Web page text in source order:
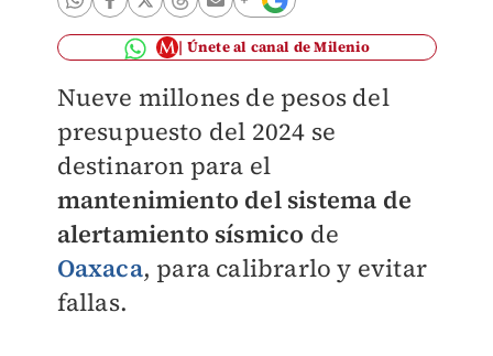
Únete al canal de Milenio
Nueve millones de pesos del
presupuesto del 2024 se
destinaron para el
mantenimiento del sistema de
alertamiento sísmico de
Oaxaca, para calibrarlo y evitar
fallas.